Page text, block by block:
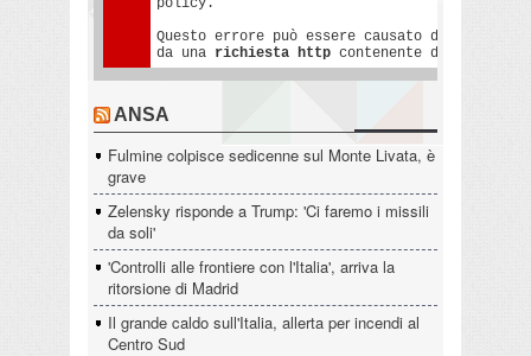
ANSA
Fulmine colpisce sedicenne sul Monte Livata, è
grave
Zelensky risponde a Trump: 'Ci faremo i missili
da soli'
'Controlli alle frontiere con l'Italia', arriva la
ritorsione di Madrid
Il grande caldo sull'Italia, allerta per incendi al
Centro Sud